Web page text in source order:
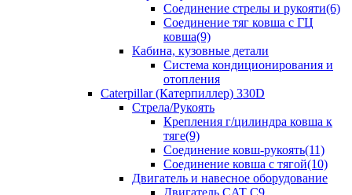
Соединение стрелы и рукояти(6)
Соединение тяг ковша с ГЦ
ковша(9)
Кабина, кузовные детали
Система кондиционирования и
отопления
Caterpillar (Катерпиллер) 330D
Стрела/Рукоять
Крепления г/цилиндра ковша к
тяге(9)
Соединение ковш-рукоять(11)
Соединение ковша с тягой(10)
Двигатель и навесное оборудование
Двигатель CAT C9